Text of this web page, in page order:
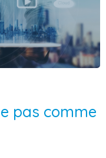
pas comme